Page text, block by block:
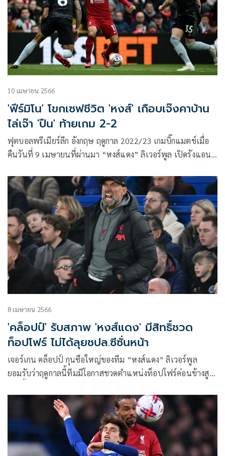
10 เมษายน 2566
'ฟีร์มิโน' โขกเซฟชีวิต 'หงส์' เกือบเจ๊งคาบ้าน
ไล่เจ๊า 'ปืน' ท้ายเกม 2-2
ฟุตบอลพรีเมียร์ลีก อังกฤษ ฤดูกาล 2022/23 เกมบิ๊กแมตช์เมื่อ
คืนวันที่ 9 เมษายนที่ผ่านมา “หงส์แดง” ลิเวอร์พูล เปิดรังแอน
8 เมษายน 2566
'คล็อปป์' รับสภาพ 'หงส์แดง' มีสิทธิ์ชวด
ท็อปโฟร์ ไม่ได้ลุยชปล.ซีซั่นหน้า
เจอร์เกน คล็อปป์ กุนซือใหญ่ของทีม “หงส์แดง” ลิเวอร์พูล
ยอมรับว่าฤดูกาลนี้ทีมมีโอกาสชวดตำแหน่งท็อปโฟร์ค่อนข้างสูง
จะต้องโฟกัสการแข่งขันแบบนัดต่อนัด